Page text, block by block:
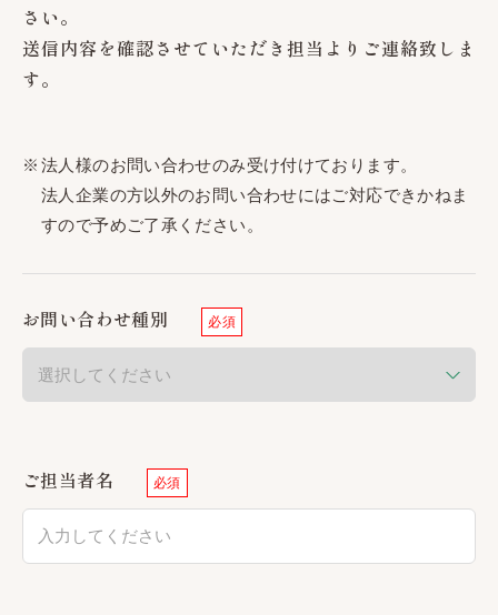
さい。
送信内容を確認させていただき担当よりご連絡致しま
す。
法人様のお問い合わせのみ受け付けております。
法人企業の方以外のお問い合わせにはご対応できかねま
すので予めご了承ください。
お問い合わせ種別 必須
ご担当者名 必須